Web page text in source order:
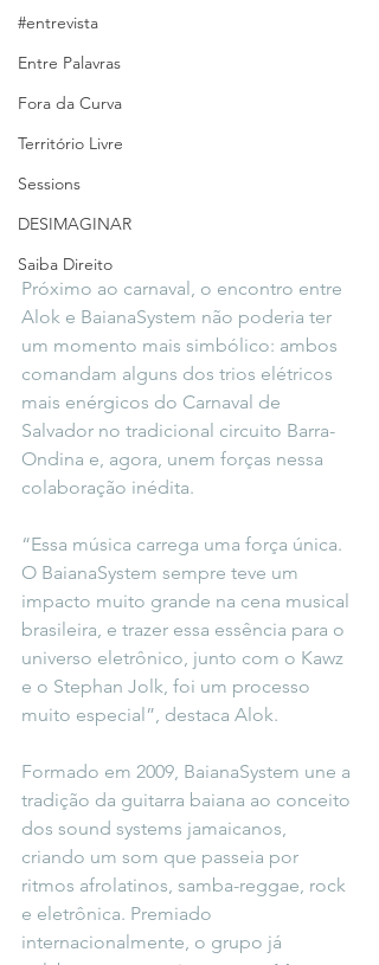
#entrevista
Entre Palavras
Fora da Curva
Território Livre
Sessions
DESIMAGINAR
Saiba Direito
Próximo ao carnaval, o encontro entre
Alok e BaianaSystem não poderia ter
um momento mais simbólico: ambos
comandam alguns dos trios elétricos
mais enérgicos do Carnaval de
Salvador no tradicional circuito Barra-
Ondina e, agora, unem forças nessa
colaboração inédita.
“Essa música carrega uma força única.
O BaianaSystem sempre teve um
impacto muito grande na cena musical
brasileira, e trazer essa essência para o
universo eletrônico, junto com o Kawz
e o Stephan Jolk, foi um processo
muito especial”, destaca Alok.
Formado em 2009, BaianaSystem une a
tradição da guitarra baiana ao conceito
dos sound systems jamaicanos,
criando um som que passeia por
ritmos afrolatinos, samba-reggae, rock
e eletrônica. Premiado
internacionalmente, o grupo já